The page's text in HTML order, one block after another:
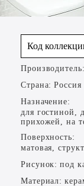
Код
Производитель:
Страна: Россия
Назначение:
для гостиной,
прихожей, на
Поверхность:
матовая,
Рисунок: под
Материал: